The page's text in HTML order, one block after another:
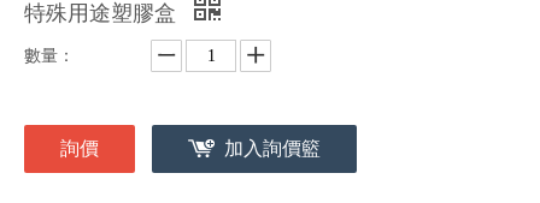
特殊用途塑膠盒
數量：
詢價 加入詢價籃